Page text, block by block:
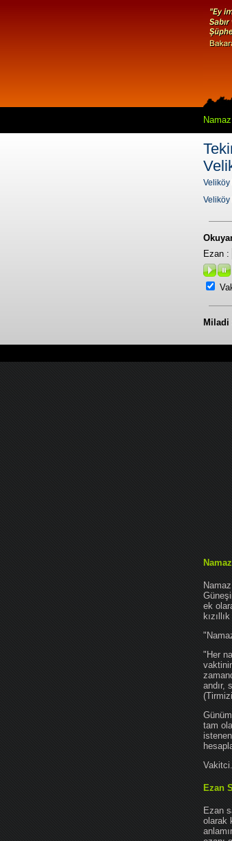
Veliköy
Ezan :
Miladi
ek
"Her
andır,
tam
Ezan
Ezan
olarak